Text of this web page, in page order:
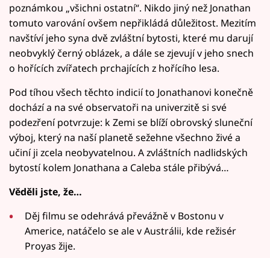
poznámkou „všichni ostatní“. Nikdo jiný než Jonathan
tomuto varování ovšem nepřikládá důležitost. Mezitím
navštíví jeho syna dvě zvláštní bytosti, které mu darují
neobvyklý černý oblázek, a dále se zjevují v jeho snech
o hořících zvířatech prchajících z hořícího lesa.
Pod tíhou všech těchto indicií to Jonathanovi konečně
dochází a na své observatoři na univerzitě si své
podezření potvrzuje: k Zemi se blíží obrovský sluneční
výboj, který na naší planetě sežehne všechno živé a
učiní ji zcela neobyvatelnou. A zvláštních nadlidských
bytostí kolem Jonathana a Caleba stále přibývá…
Věděli jste, že…
Děj filmu se odehrává převážně v Bostonu v
Americe, natáčelo se ale v Austrálii, kde režisér
Proyas žije.